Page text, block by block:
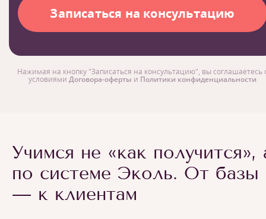
Нажимая на кнопку "Записаться на консультацию", вы соглашаетесь
условиями Договора-оферты и Политики конфиденциальности
Учимся не «как получится»,
по системе Эколь. От базы
— к клиентам